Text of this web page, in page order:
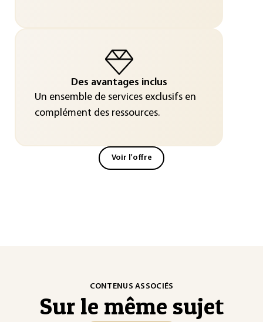
Des avantages inclus
Un ensemble de services exclusifs en
complément des ressources.
Voir l'offre
CONTENUS ASSOCIÉS
Sur le même sujet